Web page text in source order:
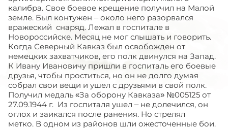
калибра. Свое боевое крещение получил на Малой
земле. Был контужен – около него разорвался
вражеский снаряд. Лежал в госпитале в
Новороссийске. Месяц не мог слышать и говорить.
Когда Северный Кавказ был освобожден от
немецких захватчиков, его полк двинулся на Запад.
К Ивану Ивановичу пришли в госпиталь его боевые
друзья, чтобы проститься, но он не долго думая
собрал свои вещи и ушел с друзьями в свой полк.
Получил медаль «За оборону Кавказа» №005125 от
27.09.1944 г. Из госпиталя ушел – не долечился, он
оглох и заикался после ранения. Но стрелял
метко. В одном из районов шли ожесточенные бои.